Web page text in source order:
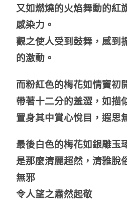
又如燃燒的火焰舞動的紅
感染力。
觀之使人受到鼓舞，感到
的激動。
而粉紅色的梅花如情竇初
帶著十二分的羞澀，如描
置身其中賞心悅目，遐思
最後白色的梅花如銀雕玉
是那麼清麗超然，清雅脫
無邪
令人望之肅然起敬